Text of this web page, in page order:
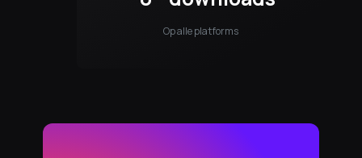
Op alle platforms